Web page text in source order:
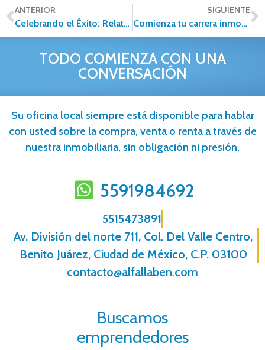
ANTERIOR
Celebrando el Éxito: Relatos Motivadores de Alfa Inmobiliaria
SIGUIENTE
Comienza tu carrera inmobiliaria en 2024
TODO COMIENZA CON UNA
CONVERSACIÓN
Su oficina local siempre está disponible para hablar
con usted sobre la compra, venta o renta a través de
nuestra inmobiliaria, sin obligación ni presión.
5591984692
5515473891
Av. División del norte 711, Col. Del Valle Centro,
Benito Juárez, Ciudad de México, C.P. 03100
contacto@alfallaben.com
Buscamos
emprendedores